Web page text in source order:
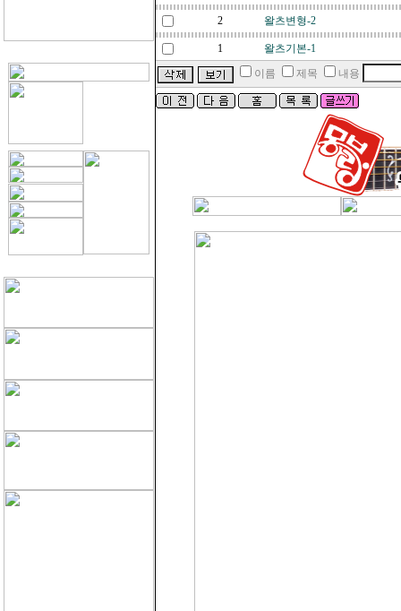
2 왈츠변형-2
1
왈츠기본-1
이름
제목 내용